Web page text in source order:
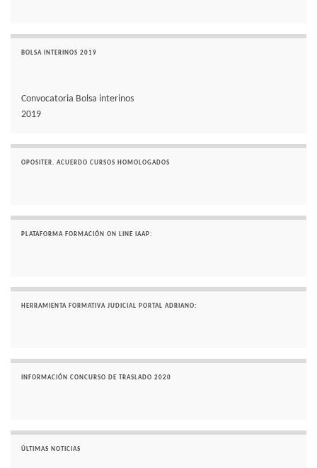
BOLSA INTERINOS 2019
Convocatoria Bolsa interinos
2019
OPOSITER. ACUERDO CURSOS HOMOLOGADOS
PLATAFORMA FORMACIÓN ON LINE IAAP:
HERRAMIENTA FORMATIVA JUDICIAL PORTAL ADRIANO:
INFORMACIÓN CONCURSO DE TRASLADO 2020
ÚLTIMAS NOTICIAS